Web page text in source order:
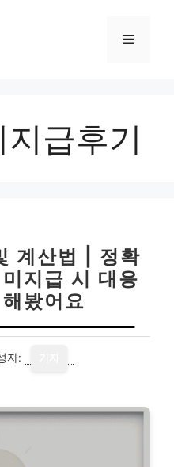
메
급후기
계산법 | 정확
지급 시 대응
봤어요
자: